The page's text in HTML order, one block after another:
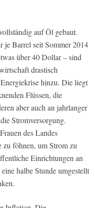
auf Öl gebaut.
je Barrel seit Sommer 2014
über 40 Dollar – sind
drastisch
hinzu. Die liegt
Flüssen, die
aber auch an jahrlanger
Stromversorgung.
des Landes
zu föhnen, um Strom zu
Einrichtungen an
halbe Stunde umgestellt